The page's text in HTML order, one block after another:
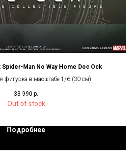
Man No Way Home Doc Ock
фигурка в масштабе 1/6 (30 см)
33 990 р.
Out of stock
Подробнее